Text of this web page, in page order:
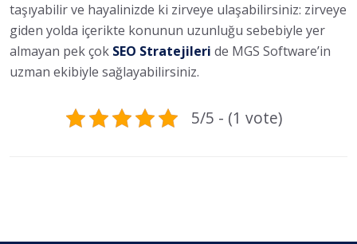
taşıyabilir ve hayalinizde ki zirveye ulaşabilirsiniz: zirveye
giden yolda içerikte konunun uzunluğu sebebiyle yer
almayan pek çok SEO Stratejileri de MGS Software’in
uzman ekibiyle sağlayabilirsiniz.
5/5 - (1 vote)